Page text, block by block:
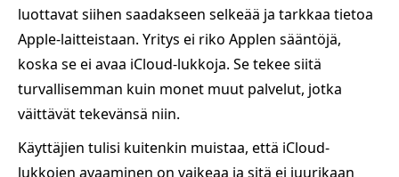
luottavat siihen saadakseen selkeää ja tarkkaa tietoa
Apple-laitteistaan. Yritys ei riko Applen sääntöjä,
koska se ei avaa iCloud-lukkoja. Se tekee siitä
turvallisemman kuin monet muut palvelut, jotka
väittävät tekevänsä niin.
Käyttäjien tulisi kuitenkin muistaa, että iCloud-
lukkojen avaaminen on vaikeaa ja sitä ei juurikaan